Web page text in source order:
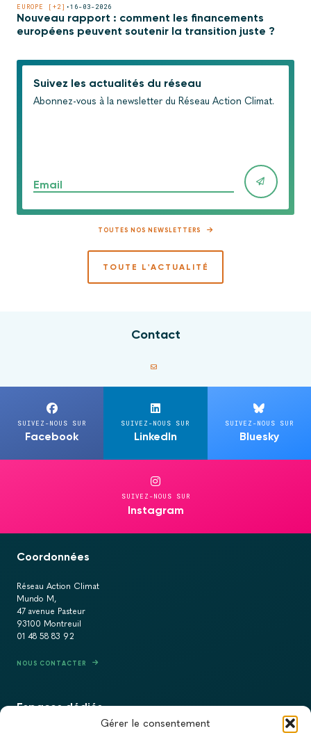
Gérer le consentement
EUROPE [+2] •16-03-2026
Nouveau rapport : comment les financements
européens peuvent soutenir la transition juste ?
Suivez les actualités du réseau
Abonnez-vous à la newsletter du Réseau Action Climat.
Email
TOUTES NOS NEWSLETTERS
TOUTE L'ACTUALITÉ
Contact
SUIVEZ-NOUS SUR
Facebook
SUIVEZ-NOUS SUR
LinkedIn
SUIVEZ-NOUS SUR
Bluesky
SUIVEZ-NOUS SUR
Instagram
Coordonnées
Réseau Action Climat
Mundo M,
47 avenue Pasteur
93100 Montreuil
01 48 58 83 92
NOUS CONTACTER
Espaces dédiés